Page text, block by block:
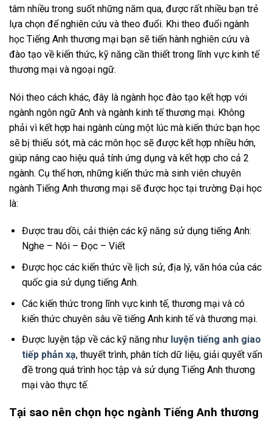
tâm nhiều trong suốt những năm qua, được rất nhiều bạn trẻ
lựa chọn để nghiên cứu và theo đuổi. Khi theo đuổi ngành
học Tiếng Anh thương mại bạn sẽ tiến hành nghiên cứu và
đào tạo về kiến thức, kỹ năng cần thiết trong lĩnh vực kinh tế
thương mại và ngoại ngữ.
Nói theo cách khác, đây là ngành học đào tạo kết hợp với
ngành ngôn ngữ Anh và ngành kinh tế thương mại. Không
phải vì kết hợp hai ngành cùng một lúc mà kiến thức bạn học
sẽ bị thiếu sót, mà các môn học sẽ được kết hợp nhiều hớn,
giúp nâng cao hiệu quả tính ứng dụng và kết hợp cho cả 2
ngành. Cụ thể hơn, những kiến thức mà sinh viên chuyên
ngành Tiếng Anh thương mại sẽ được học tại trường Đại học
là:
Được trau dồi, cải thiện các kỹ năng sử dụng tiếng Anh:
Nghe – Nói – Đọc – Viết
Được học các kiến thức về lịch sử, địa lý, văn hóa của các
quốc gia sử dụng tiếng Anh.
Các kiến thức trong lĩnh vực kinh tế, thương mại và có
kiến thức chuyên sâu về tiếng Anh kinh tế và thương mại.
Được luyện tập về các kỹ năng như luyện tiếng anh giao
tiếp phản xạ, thuyết trình, phân tích dữ liệu, giải quyết vấn
đề trong quá trình học tập và sử dụng Tiếng Anh thương
mại vào thực tế.
Tại sao nên chọn học ngành Tiếng Anh thương